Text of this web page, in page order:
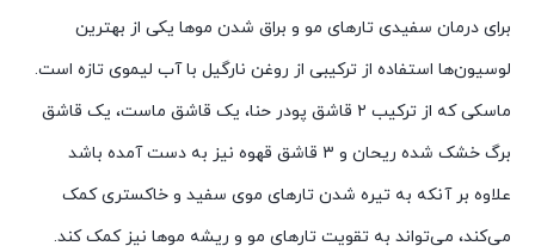
برای درمان سفیدی تارهای مو و براق شدن موها یکی از بهترین
لوسیون‌ها استفاده از ترکیبی از روغن نارگیل با آب لیموی تازه است.
ماسکی که از ترکیب ۲ قاشق پودر حنا، یک قاشق ماست، یک قاشق
برگ خشک شده ریحان و ۳ قاشق قهوه نیز به دست آمده باشد
علاوه بر آنکه به تیره شدن تارهای موی سفید و خاکستری کمک
می‌کند، می‌تواند به تقویت تارهای مو و ریشه موها نیز کمک ‌کند.